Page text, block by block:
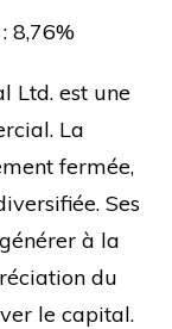
: 8,76%
Ltd. est une
La
fermée,
Ses
à la
du
le capital.